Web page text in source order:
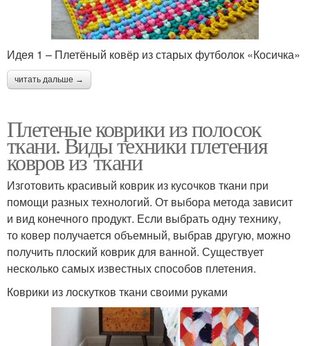
Идея 1 – Плетёный ковёр из старых футболок «Косичка»
читать дальше →
Плетеные коврики из полосок
ткани. Виды техники плетения
ковров из ткани
Изготовить красивый коврик из кусочков ткани при
помощи разных технологий. От выбора метода зависит
и вид конечного продукт. Если выбрать одну технику,
то ковер получается объемный, выбрав другую, можно
получить плоский коврик для ванной. Существует
несколько самых известных способов плетения.
Коврики из лоскутков ткани своими руками